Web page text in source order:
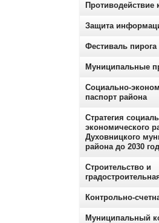
Противодействие
Защита
Фестиваль пирога
Муниципальные
Социально-
паспорт района
Стратегия
экономического
Духовницкого
района до 2030
Строительство и
Контрольно-
Муниципальный